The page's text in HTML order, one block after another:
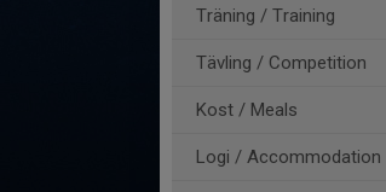
Träning / Training
Tävling / Competition
Kost / Meals
Logi / Accommodation